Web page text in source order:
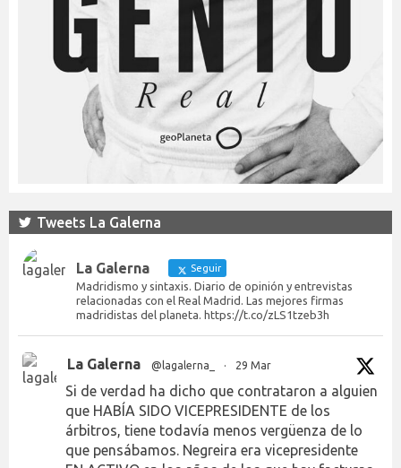
Tweets La Galerna
La Galerna Seguir
Madridismo y sintaxis. Diario de opinión y entrevistas
relacionadas con el Real Madrid. Las mejores firmas
madridistas del planeta. https://t.co/zLS1tzeb3h
La Galerna @lagalerna_ · 29 Mar
Si de verdad ha dicho que contrataron a alguien
que HABÍA SIDO VICEPRESIDENTE de los
árbitros, tiene todavía menos vergüenza de lo
que pensábamos. Negreira era vicepresidente